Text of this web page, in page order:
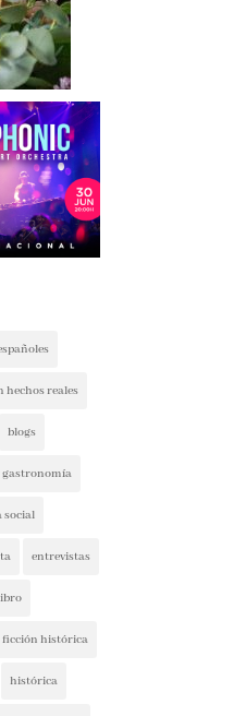
hechos reales
blogs
gastronomía
social
entrevistas
ficción histórica
histórica